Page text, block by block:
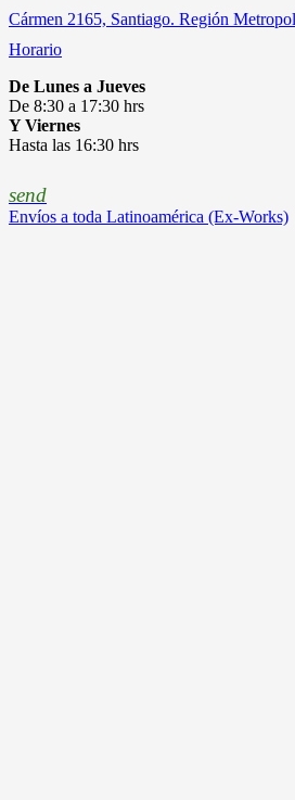
Cármen 2165, Santiago. Región
Horario
De Lunes a Jueves
De 8:30 a 17:30 hrs
Y Viernes
Hasta las 16:30 hrs
send
Envíos a toda Latinoamérica (Ex-Works)